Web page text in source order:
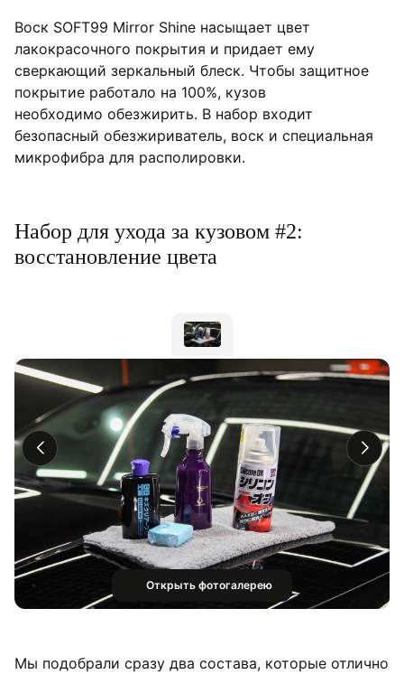
Воск SOFT99 Mirror Shine насыщает цвет
лакокрасочного покрытия и придает ему
сверкающий зеркальный блеск. Чтобы защитное
покрытие работало на 100%, кузов
необходимо обезжирить. В набор входит
безопасный обезжириватель, воск и специальная
микрофибра для располировки.
Набор для ухода за кузовом #2:
восстановление цвета
Открыть фотогалерею
Мы подобрали сразу два состава, которые отлично